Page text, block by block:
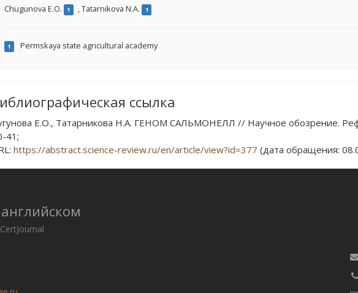
Chugunova E.O. 1 ,Tatarnikova N.A. 1
1 Permskaya state agricultural academy
ссылка
Е.О., Татарникова Н.А. ГЕНОМ САЛЬМОНЕЛЛ // Научное обозрение.
41;
https://abstract.science-review.ru/en/article/view?id=377 (дата обращения: